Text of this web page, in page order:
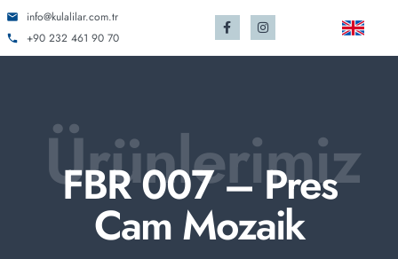
info@kulalilar.com.tr
+90 232 461 90 70
Ürünlerimiz
FBR 007 – Pres
Cam Mozaik